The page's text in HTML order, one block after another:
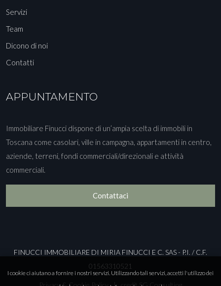
Servizi
Team
Dicono di noi
Contatti
APPUNTAMENTO
Immobiliare Finucci dispone di un’ampia scelta di immobili in
Toscana come casolari, ville in campagna, appartamenti in centro,
aziende, terreni, fondi commerciali/direzionali e attività
commerciali.
Contattaci
FINUCCI IMMOBILIARE DI MIRIA FINUCCI E C. SAS - P.I. / C.F.
01563310521
I cookie ci aiutano a fornire i nostri servizi. Utilizzando tali servizi, accetti l'utilizzo dei